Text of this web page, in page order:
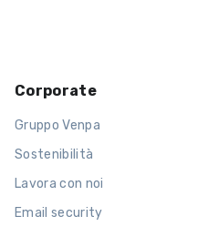
Corporate
Gruppo Venpa
Sostenibilità
Lavora con noi
Email security